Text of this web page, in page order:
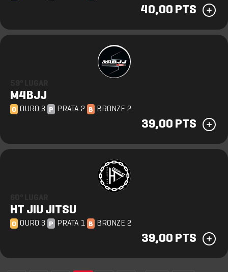
40,00 PTS
M4BJJ
O OURO 3 P PRATA 2 B BRONZE 2
39,00 PTS
HT JIU JITSU
O OURO 3 P PRATA 1 B BRONZE 2
39,00 PTS